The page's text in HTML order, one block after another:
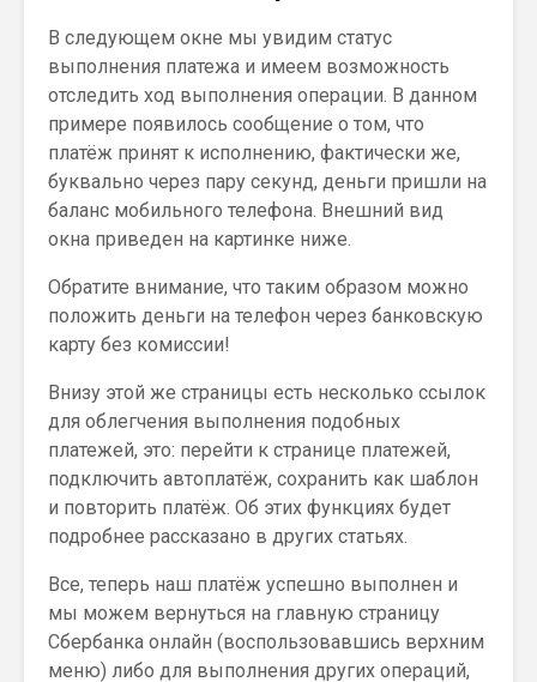
В следующем окне мы увидим статус
выполнения платежа и имеем возможность
отследить ход выполнения операции. В данном
примере появилось сообщение о том, что
платёж принят к исполнению, фактически же,
буквально через пару секунд, деньги пришли на
баланс мобильного телефона. Внешний вид
окна приведен на картинке ниже.
Обратите внимание, что таким образом можно
положить деньги на телефон через банковскую
карту без комиссии!
Внизу этой же страницы есть несколько ссылок
для облегчения выполнения подобных
платежей, это: перейти к странице платежей,
подключить автоплатёж, сохранить как шаблон
и повторить платёж. Об этих функциях будет
подробнее рассказано в других статьях.
Все, теперь наш платёж успешно выполнен и
мы можем вернуться на главную страницу
Сбербанка онлайн (воспользовавшись верхним
меню) либо для выполнения других операций,